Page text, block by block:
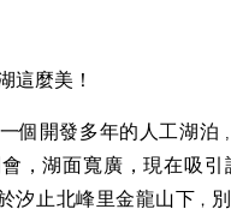
這麼美！
個開發多年的人工湖泊 ,
，湖面寬廣，現在吸
汐止北峰里金龍山下 ，